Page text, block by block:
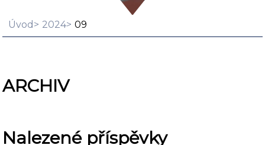
Úvod 2024 09
ARCHIV
Nalezené příspěvky